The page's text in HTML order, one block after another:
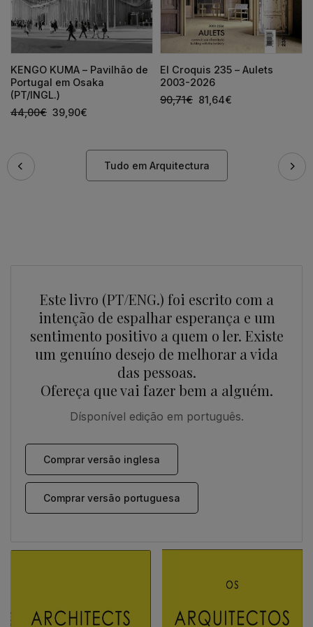
KENGO KUMA – Pavilhão de
Portugal em Osaka
(PT/INGL.)
44,00€ 39,90€
El Croquis 235 – Aulets
2003-2026
90,71€ 81,64€
Tudo em Arquitectura
Este livro (PT/ENG.) foi escrito com a
intenção de espalhar esperança e um
sentimento positivo a quem o ler. Existe
um genuíno desejo de melhorar a vida
das pessoas.
Ofereça que vai fazer bem a alguém.
Dísponível edição em português.
Comprar versão inglesa
Comprar versão portuguesa